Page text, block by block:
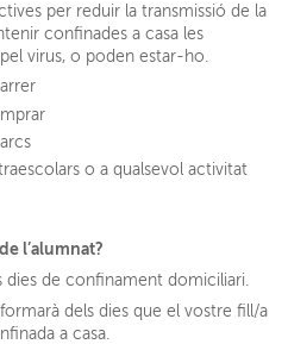
per reduir la transmissió de la
confinades a casa les
virus, o poden estar-ho.
o a qualsevol activitat
l’alumnat?
dies de confinament domiciliari.
dels dies que el vostre fill/a
a casa.